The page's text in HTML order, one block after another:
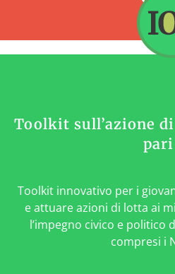
Toolkit sull’azione
pari
Toolkit innovativo per i
e attuare azioni di lotta ai
l’impegno civico e politico
compresi i